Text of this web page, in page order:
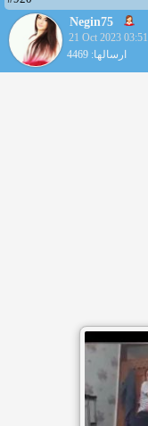
Negin75
21 Oct 2023 03:51
ارسالها: 4469